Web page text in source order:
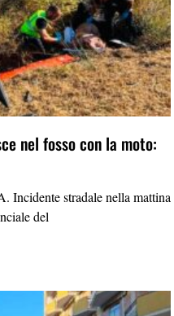
nel fosso con la moto:
stradale nella mattina
del